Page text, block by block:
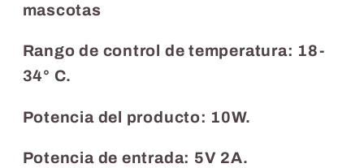
mascotas
Rango de control de temperatura: 18-
34° C.
Potencia del producto: 10W.
Potencia de entrada: 5V 2A.